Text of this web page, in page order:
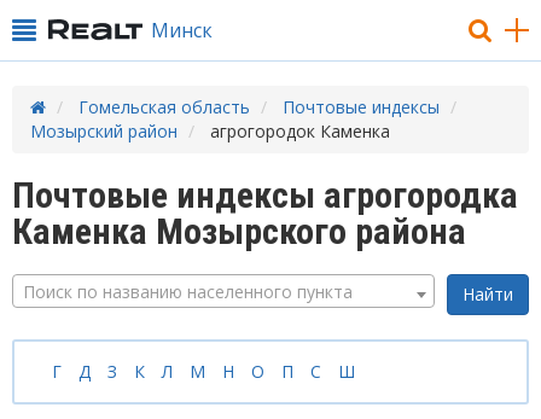
Минск
Гомельская область
Почтовые индексы
Мозырский район
агрогородок Каменка
Почтовые индексы агрогородка
Каменка Мозырского района
Поиск по названию населенного пункта
Г Д З К Л М Н О П С Ш